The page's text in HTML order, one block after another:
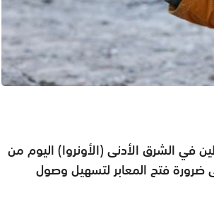
في الشرق الأدنى (الأونروا) اليوم من
فتح المعابر لتسهيل وصول